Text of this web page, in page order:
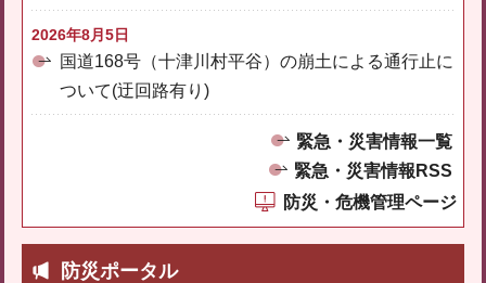
2026年8月5日
国道168号（十津川村平谷）の崩土による通行止に
ついて(迂回路有り)
緊急・災害情報一覧
緊急・災害情報RSS
防災・危機管理ページ
防災ポータル